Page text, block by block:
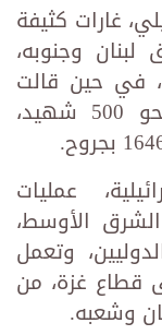
غارات كثيفة
وجنوبه،
قصفه 1100 موقع، في حين قالت
وزارة الصحة اللبنانية إن هناك نحو 500 شهيد،
عمليات
الأوسط،
وتعمل
غزة، من
وشعبه.